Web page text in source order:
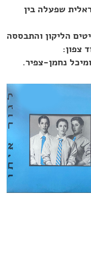
שפעלה בין
הליקון והתבססה
צפון:
נחמן-צפיר.